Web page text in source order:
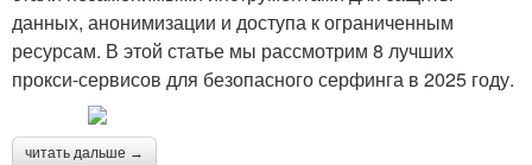
данных, анонимизации и доступа к ограниченным
ресурсам. В этой статье мы рассмотрим 8 лучших
прокси-сервисов для безопасного серфинга в 2025 году.
читать дальше →